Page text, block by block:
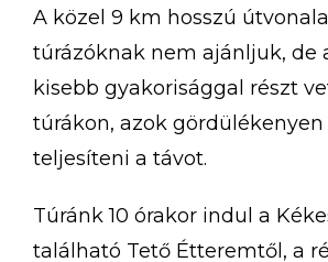
A közel 9 km hosszú
túrázóknak nem ajánljuk, de
kisebb gyakorisággal részt
túrákon, azok
teljesíteni a távot.
Túránk 10 órakor indul a
található Tető Étteremtől, a